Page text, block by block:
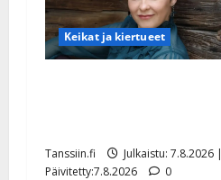
Keikat ja kiertueet
Tanssiin.fi
Julkaistu: 7.8.2026 |
Päivitetty:7.8.2026
0